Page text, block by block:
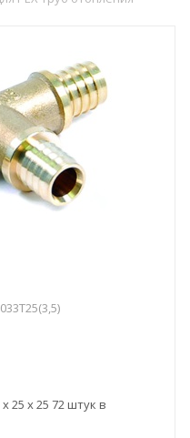
25 х 25 72 штук в